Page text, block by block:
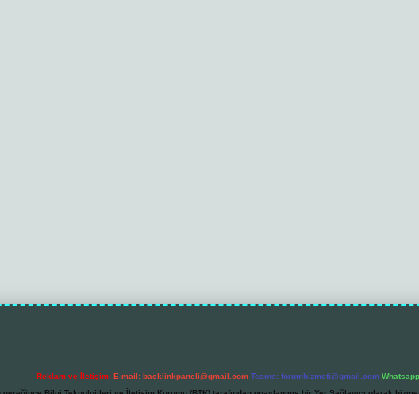
Reklam ve İletişim: E-mail: backlinkpaneli@gmail.com Teams: forumhizmeti@gmail.com